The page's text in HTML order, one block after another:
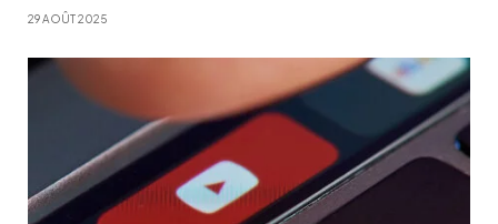
29 AOÛT 2025